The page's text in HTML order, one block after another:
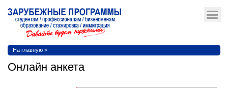
На главную >
Онлайн анкета